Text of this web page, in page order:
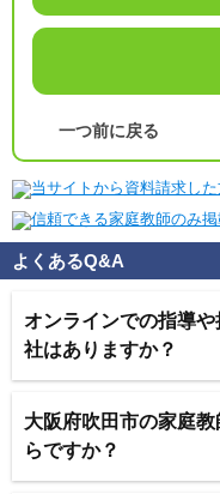
一つ前に戻る
よくあるQ&A
オンラインでの指導
社はありますか？
大阪府吹田市の家庭
らですか？